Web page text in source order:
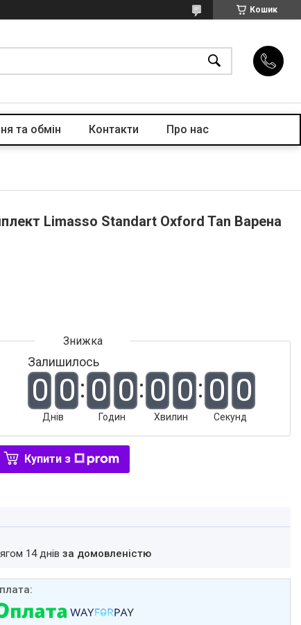
Кошик
та обмін Контакти Про нас
Limasso Standart Oxford Tan Варена
Залишилось
0 0
Днів
0 0
Годин
0 0
Хвилин
0 0
Секунд
Купити з
14 днівза домовленістю